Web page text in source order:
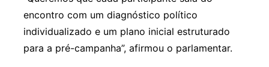
encontro com um diagnóstico político
individualizado e um plano inicial estruturado
para a pré-campanha”, afirmou o parlamentar.